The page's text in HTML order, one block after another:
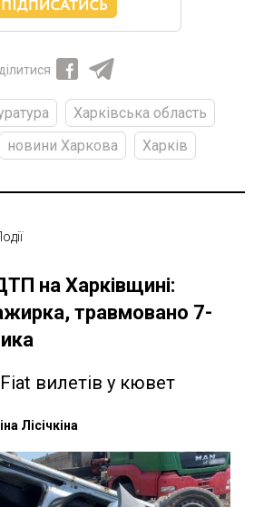
Харківська область
новини Харкова Харків
на Харківщині:
травмовано 7-
вилетів у кювет
Лісічкіна